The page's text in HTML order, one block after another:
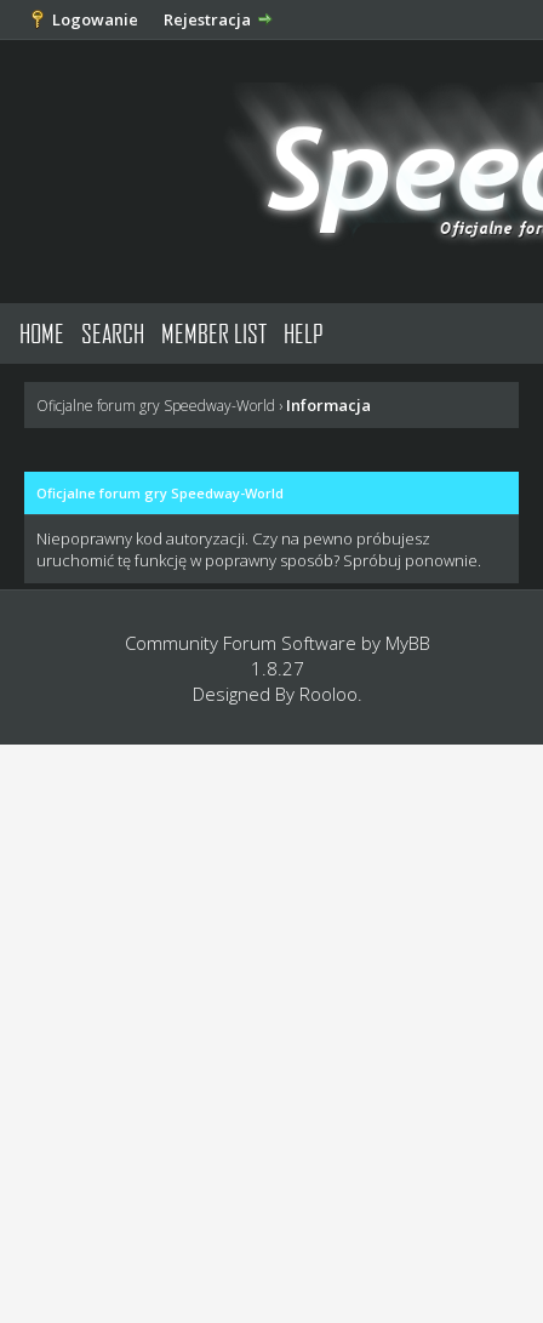
Logowanie Rejestracja
HOME SEARCH MEMBER LIST HELP
Oficjalne forum gry Speedway-World › Informacja
Oficjalne forum gry Speedway-World
Niepoprawny kod autoryzacji. Czy na pewno próbujesz
uruchomić tę funkcję w poprawny sposób? Spróbuj ponownie.
Community Forum Software by MyBB
1.8.27
Designed By Rooloo.